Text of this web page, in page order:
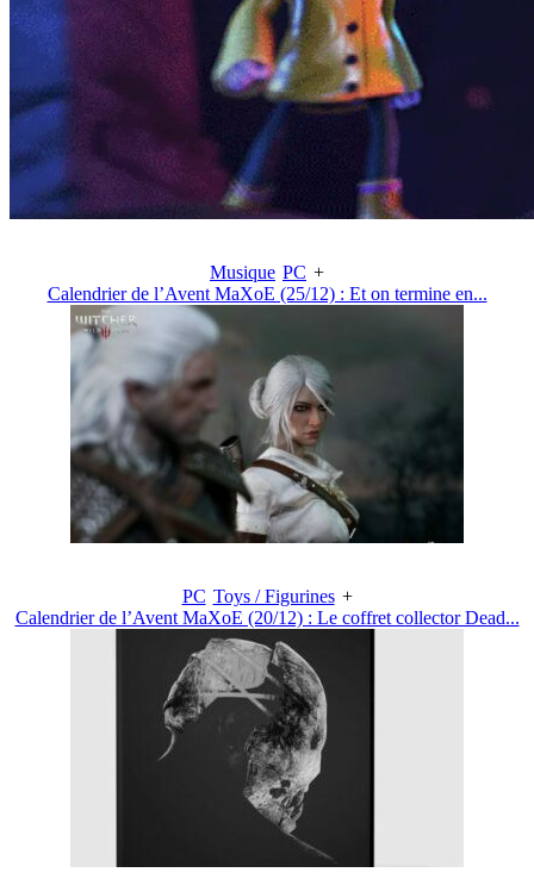
Musique PC +
Calendrier de l’Avent MaXoE (25/12) : Et on termine en...
PC Toys / Figurines +
Calendrier de l’Avent MaXoE (20/12) : Le coffret collector Dead...